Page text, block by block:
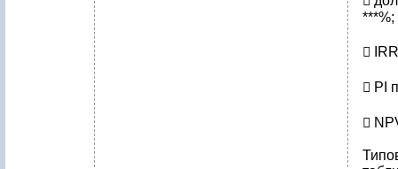
***%;

 PI
